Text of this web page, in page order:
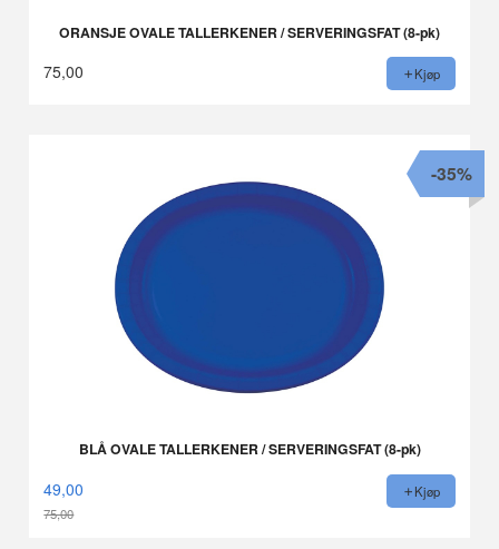
ORANSJE OVALE TALLERKENER / SERVERINGSFAT (8-pk)
75,00 Kjøp
BLÅ OVALE TALLERKENER / SERVERINGSFAT (8-pk)
49,00
75,00
-35%
Kjøp